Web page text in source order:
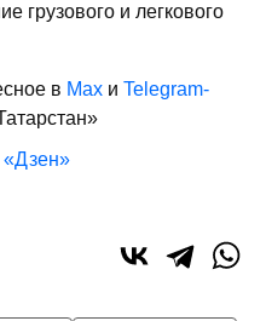
грузового и легкового
в Max и Telegram-
«Дзен»